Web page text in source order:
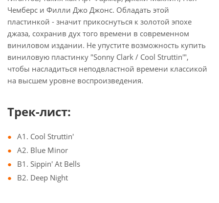
Чемберс и Филли Джо Джонс. Обладать этой
пластинкой - значит прикоснуться к золотой эпохе
джаза, сохранив дух того времени в современном
виниловом издании. Не упустите возможность купить
виниловую пластинку "Sonny Clark / Cool Struttin'",
чтобы насладиться неподвластной времени классикой
на высшем уровне воспроизведения.
Трек-лист:
A1. Cool Struttin'
A2. Blue Minor
B1. Sippin' At Bells
B2. Deep Night